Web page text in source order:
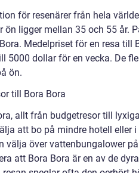
för resenärer från hela
ligger mellan 35 och 55 år.
Medelpriset för en resa till
5000 dollar för en vecka. De
ön.
till Bora Bora
allt från budgetresor till
att bo på mindre hotell eller i
välja över vattenbungalower på
att Bora Bora är en av de